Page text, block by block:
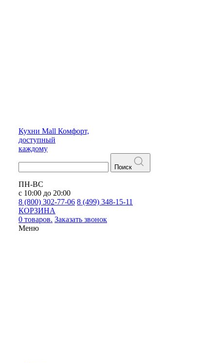
Кухни Mall Комфорт,
доступный
каждому
Поиск
ПН-ВС
с 10:00 до 20:00
8 (800) 302-77-06 8 (499) 348-15-11
КОРЗИНА
0 товаров. Заказать звонок
Меню